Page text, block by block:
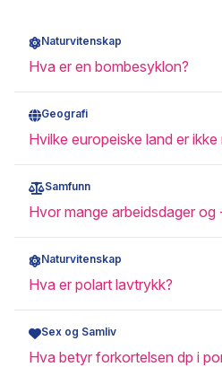
Naturvitenskap
Hva er en bombesyklon?
Geografi
Hvilke europeiske land er ikke
Samfunn
Hvor mange arbeidsdager og
Naturvitenskap
Hva er polart lavtrykk?
Sex og Samliv
Hva betyr forkortelsen dp i